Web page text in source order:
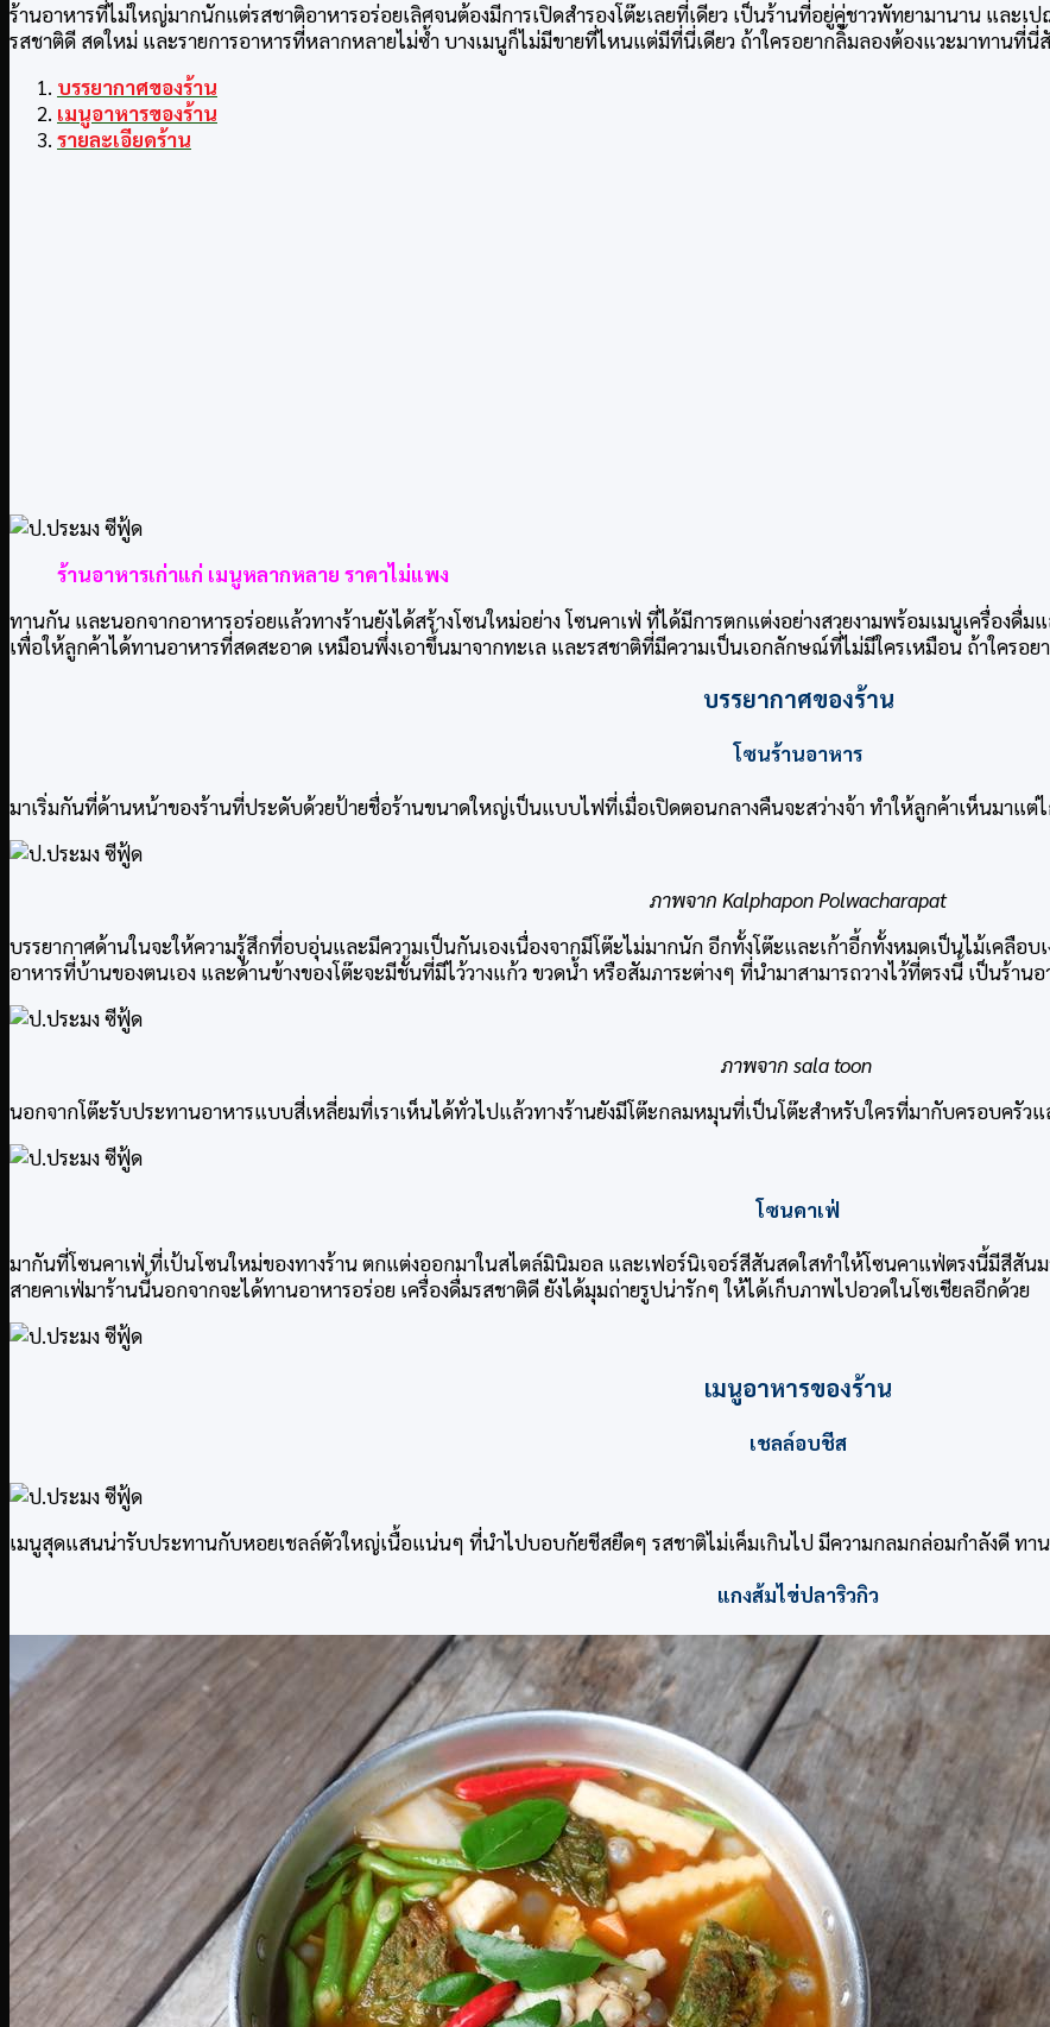
ร้านอาหารที่ไม่ใหญ่มากนักแต่รสชาติอาหารอร่อยเลิศจนต้องมีการเปิดสำรองโต๊ะเลยที่เดียว เป็นร้านที่อยู่คู่ชาวพัทยามานาน และ
รสชาติดี สดใหม่ และรายการอาหารที่หลากหลายไม่ซ้ำ บางเมนูก็ไม่มีขายที่ไหนแต่มีที่นี่เดียว ถ้าใครอยากลิ้มลองต้องแวะมาทานที่นี่
บรรยากาศของร้าน
เมนูอาหารของร้าน
รายละเอียดร้าน
ร้านอาหารเก่าแก่ เมนูหลากหลาย ราคาไม่แพง
ทานกัน และนอกจากอาหารอร่อยแล้วทางร้านยังได้สร้างโซนใหม่อย่าง โซนคาเฟ่ ที่ได้มีการตกแต่งอย่างสวยงามพร้อมเมนูเครื่องดื่
เพื่อให้ลูกค้าได้ทานอาหารที่สดสะอาด เหมือนพึ่งเอาขึ้นมาจากทะเล และรสชาติที่มีความเป็นเอกลักษณ์ที่ไม่มีใครเหมือน ถ้าใครอย
บรรยากาศของร้าน
โซนร้านอาหาร
มาเริ่มกันที่ด้านหน้าของร้านที่ประดับด้วยป้ายชื่อร้านขนาดใหญ่เป็นแบบไฟที่เมื่อเปิดตอนกลางคืนจะสว่างจ้า ทำให้ลูกค้าเห็นมาแต่ไ
ภาพจาก Kalphapon Polwacharapat
บรรยากาศด้านในจะให้ความรู้สึกที่อบอุ่นและมีความเป็นกันเองเนื่องจากมีโต๊ะไม่มากนัก อีกทั้งโต๊ะและเก้าอี้กทั้งหมดเป็นไม้เคลือ
อาหารที่บ้านของตนเอง และด้านข้างของโต๊ะจะมีชั้นที่มีไว้วางแก้ว ขวดน้ำ หรือสัมภาระต่างๆ ที่นำมาสามารถวางไว้ที่ตรงนี้ เป็นร้า
ภาพจาก sala toon
นอกจากโต๊ะรับประทานอาหารแบบสี่เหลี่ยมที่เราเห็นได้ทั่วไปแล้วทางร้านยังมีโต๊ะกลมหมุนที่เป็นโต๊ะสำหรับใครที่มากับครอบครั
โซนคาเฟ่
มากันที่โซนคาเฟ่ ที่เป้นโซนใหม่ของทางร้าน ตกแต่งออกมาในสไตล์มินิมอล และเฟอร์นิเจอร์สีสันสดใสทำให้โซนคาแฟ่ตรงนี้มีสีสัน
สายคาเฟ่มาร้านนี้นอกจากจะได้ทานอาหารอร่อย เครื่องดื่มรสชาติดี ยังได้มุมถ่ายรูปน่ารักๆ ให้ได้เก็บภาพไปอวดในโซเชียลอีกด้วย
เมนูอาหารของร้าน
เชลล์อบชีส
เมนูสุดแสนน่ารับประทานกับหอยเชลล์ตัวใหญ่เนื้อแน่นๆ ที่นำไปบอบกัยชีสยืดๆ รสชาติไม่เค็มเกินไป มีความกลมกล่อมกำลังดี ทาน
แกงส้มไข่ปลาริวกิว